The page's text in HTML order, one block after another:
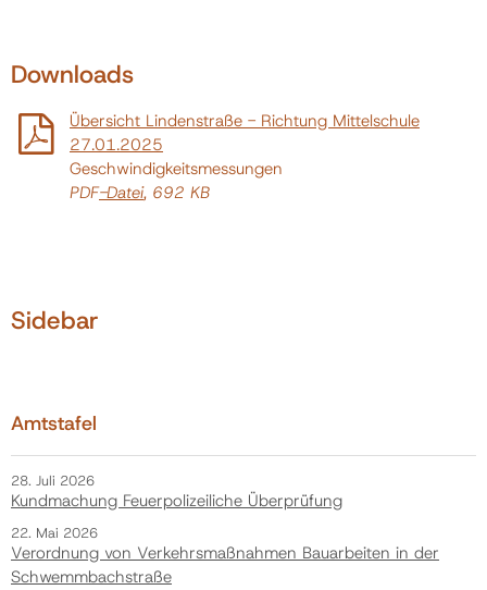
Downloads
Übersicht Lindenstraße - Richtung Mittelschule
27.01.2025
Geschwindigkeitsmessungen
PDF-Datei, 692 KB
Sidebar
Amtstafel
28. Juli 2026
Kundmachung Feuerpolizeiliche Überprüfung
22. Mai 2026
Verordnung von Verkehrsmaßnahmen Bauarbeiten in der
Schwemmbachstraße